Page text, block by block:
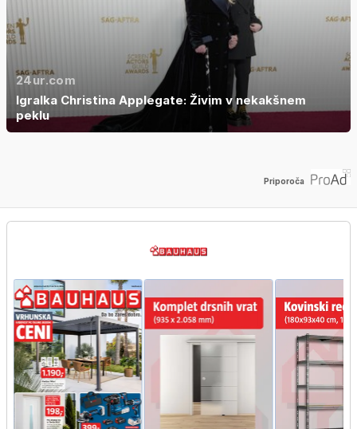
24ur.com
Igralka Christina Applegate: Živim v nekakšnem
peklu
Priporoča